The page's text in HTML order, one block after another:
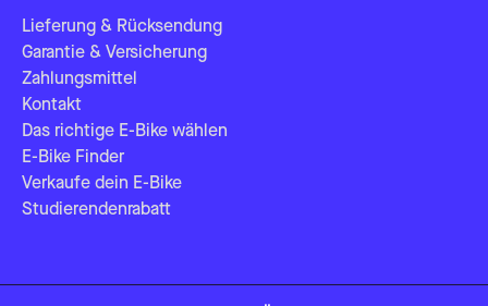
Lieferung & Rücksendung
Garantie & Versicherung
Zahlungsmittel
Kontakt
Das richtige E-Bike wählen
E-Bike Finder
Verkaufe dein E-Bike
Studierendenrabatt